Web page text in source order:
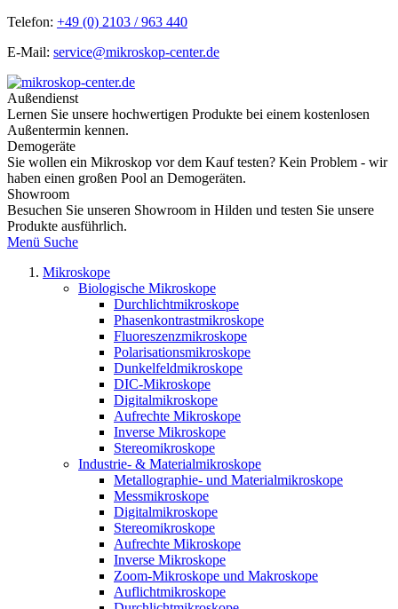
Telefon: +49 (0) 2103 / 963 440
E-Mail: service@mikroskop-center.de
Außendienst
Lernen Sie unsere hochwertigen Produkte bei einem kostenlosen
Außentermin kennen.
Demogeräte
Sie wollen ein Mikroskop vor dem Kauf testen? Kein Problem - wir
haben einen großen Pool an Demogeräten.
Showroom
Besuchen Sie unseren Showroom in Hilden und testen Sie unsere
Produkte ausführlich.
Menü Suche
Mikroskope
Biologische Mikroskope
Durchlichtmikroskope
Phasenkontrastmikroskope
Fluoreszenzmikroskope
Polarisationsmikroskope
Dunkelfeldmikroskope
DIC-Mikroskope
Digitalmikroskope
Aufrechte Mikroskope
Inverse Mikroskope
Stereomikroskope
Industrie- & Materialmikroskope
Metallographie- und Materialmikroskope
Messmikroskope
Digitalmikroskope
Stereomikroskope
Aufrechte Mikroskope
Inverse Mikroskope
Zoom-Mikroskope und Makroskope
Auflichtmikroskope